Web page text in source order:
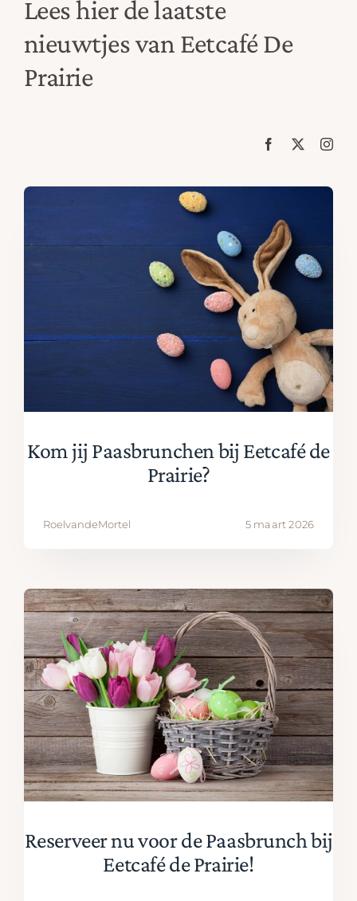
Reserveren
Lees hier de laatste
nieuwtjes van Eetcafé De
Prairie
Kom jij Paasbrunchen bij Eetcafé de
Prairie?
RoelvandeMortel 5 maart 2026
Reserveer nu voor de Paasbrunch bij
Eetcafé de Prairie!